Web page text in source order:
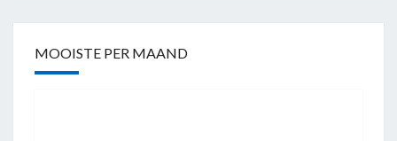
MOOISTE PER MAAND